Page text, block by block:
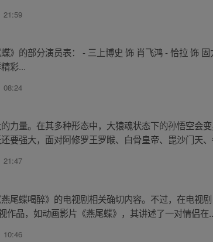
21:59
》的部分演员表： - 三上博史 饰 肖飞鸿 - 恰拉 饰
彩...
08:24
力量。在其多种形态中，大猿魂状态下的孙悟空会
要强大，面对阿修罗王罗睺、白骨皇帝、毘沙门天
21:47
尾蝶喝醉》的电视剧相关确切内容。不过，在电视
作品，如动画影片《燕尾蝶》，其讲述了一对情侣在
10:46